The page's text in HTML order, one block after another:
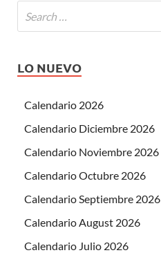
LO NUEVO
Calendario 2026
Calendario Diciembre 2026
Calendario Noviembre 2026
Calendario Octubre 2026
Calendario Septiembre 2026
Calendario August 2026
Calendario Julio 2026